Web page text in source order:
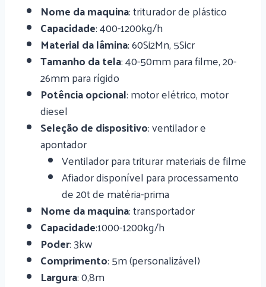
Nome da maquina: triturador de plástico
Capacidade: 400-1200kg/h
Material da lâmina: 60Si2Mn, 5Sicr
Tamanho da tela: 40-50mm para filme, 20-
26mm para rígido
Potência opcional: motor elétrico, motor
diesel
Seleção de dispositivo: ventilador e
apontador
Ventilador para triturar materiais de filme
Afiador disponível para processamento
de 20t de matéria-prima
Nome da maquina: transportador
Capacidade:1000-1200kg/h
Poder: 3kw
Comprimento: 5m (personalizável)
Largura: 0,8m